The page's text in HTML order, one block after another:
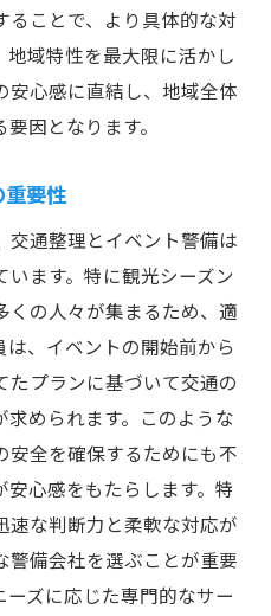
ることで、より具体的な対
域特性を最大限に活かし
安心感に直結し、地域全体
因となります。
要性
交通整理とイベント警備は
ます。特に観光シーズン
くの人々が集まるため、適
、イベントの開始前から
プランに基づいて交通の
められます。このような
安全を確保するためにも不
心感をもたらします。特
速な判断力と柔軟な対応が
警備会社を選ぶことが重要
ズに応じた専門的なサー